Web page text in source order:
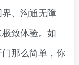
、沟通无障
致体验。如
那么简单，你